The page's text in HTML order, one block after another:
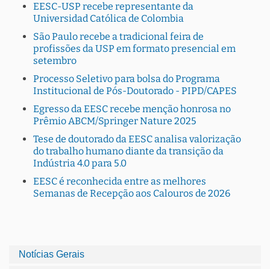
EESC-USP recebe representante da
Universidad Católica de Colombia
São Paulo recebe a tradicional feira de
profissões da USP em formato presencial em
setembro
Processo Seletivo para bolsa do Programa
Institucional de Pós-Doutorado - PIPD/CAPES
Egresso da EESC recebe menção honrosa no
Prêmio ABCM/Springer Nature 2025
Tese de doutorado da EESC analisa valorização
do trabalho humano diante da transição da
Indústria 4.0 para 5.0
EESC é reconhecida entre as melhores
Semanas de Recepção aos Calouros de 2026
Notícias Gerais